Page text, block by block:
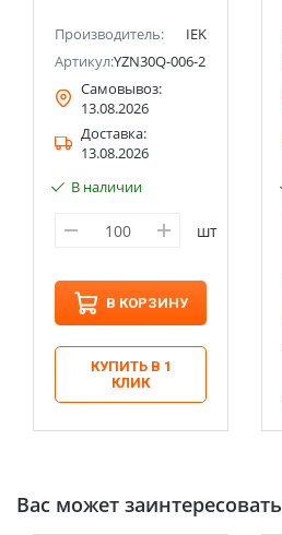
Производитель:
IEK
Артикул:YZN30Q-006-2P
Самовывоз:
13.08.2026
Доставка:
13.08.2026
В наличии
шт
В КОРЗИНУ
КУПИТЬ В 1
КЛИК
Вас может заинтересовать